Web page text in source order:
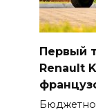
Первый
Renault
Бюджетно